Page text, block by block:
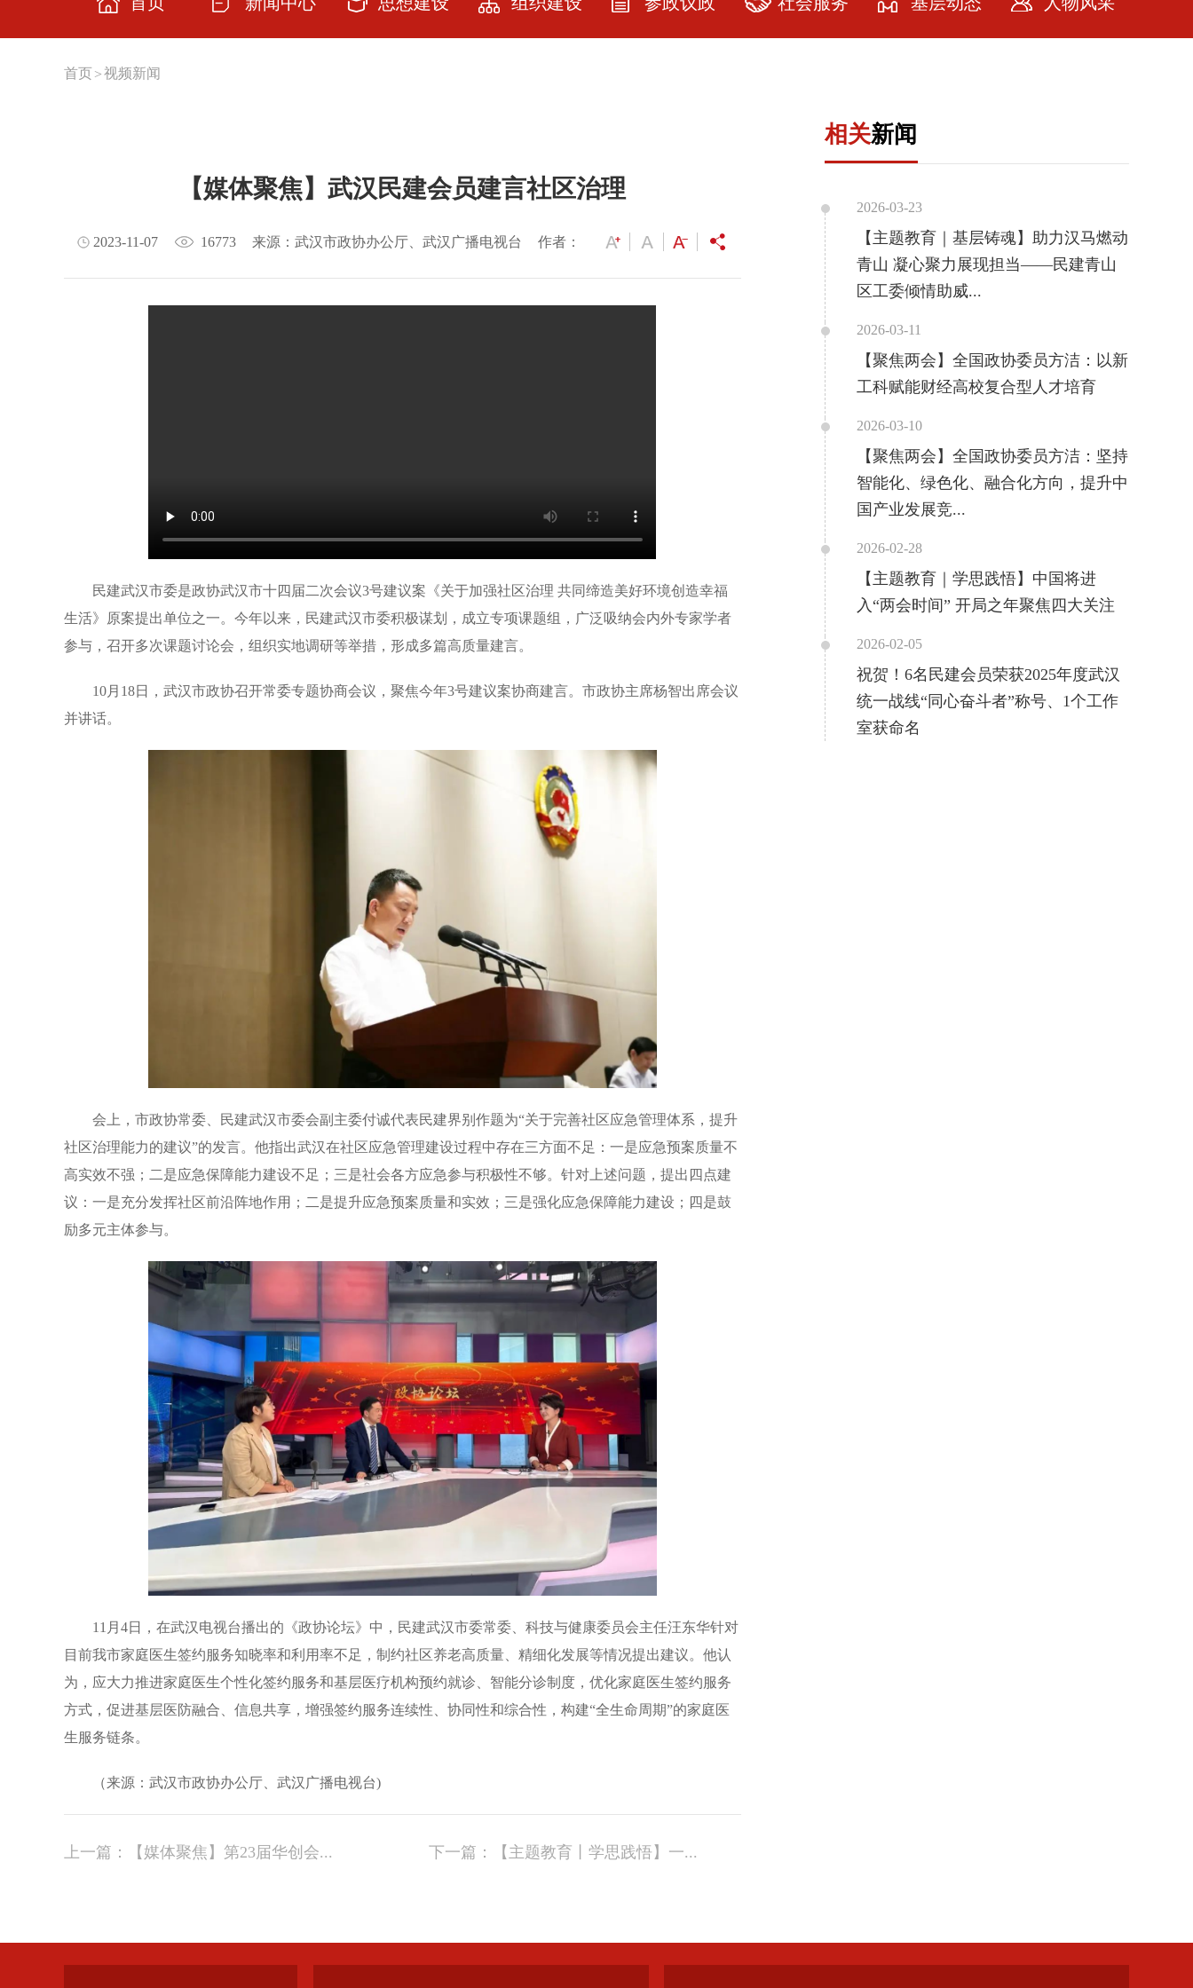
交流园地
人大代表政协
各级委员名单
服务社会
首页>视频新闻
【媒体聚焦】武汉民建会员建言社区治理
2023-11-07 16773 来源：武汉市政协办公厅、武汉广播电视台 作者：
民建武汉市委是政协武汉市十四届二次会议3号建议案《关于加强社区治理 共同缔造美好环境创造幸福
生活》原案提出单位之一。今年以来，民建武汉市委积极谋划，成立专项课题组，广泛吸纳会内外专家学者
参与，召开多次课题讨论会，组织实地调研等举措，形成多篇高质量建言。
10月18日，武汉市政协召开常委专题协商会议，聚焦今年3号建议案协商建言。市政协主席杨智出席会议
并讲话。
会上，市政协常委、民建武汉市委会副主委付诚代表民建界别作题为“关于完善社区应急管理体系，提升
社区治理能力的建议”的发言。他指出武汉在社区应急管理建设过程中存在三方面不足：一是应急预案质量不
高实效不强；二是应急保障能力建设不足；三是社会各方应急参与积极性不够。针对上述问题，提出四点建
议：一是充分发挥社区前沿阵地作用；二是提升应急预案质量和实效；三是强化应急保障能力建设；四是鼓
励多元主体参与。
11月4日，在武汉电视台播出的《政协论坛》中，民建武汉市委常委、科技与健康委员会主任汪东华针对
目前我市家庭医生签约服务知晓率和利用率不足，制约社区养老高质量、精细化发展等情况提出建议。他认
为，应大力推进家庭医生个性化签约服务和基层医疗机构预约就诊、智能分诊制度，优化家庭医生签约服务
方式，促进基层医防融合、信息共享，增强签约服务连续性、协同性和综合性，构建“全生命周期”的家庭医
生服务链条。
（来源：武汉市政协办公厅、武汉广播电视台)
上一篇： 【媒体聚焦】第23届华创会... 下一篇： 【主题教育丨学思践悟】一...
相关新闻
2026-03-23
【主题教育｜基层铸魂】助力汉马燃动
青山 凝心聚力展现担当——民建青山
区工委倾情助威...
2026-03-11
【聚焦两会】全国政协委员方洁：以新
工科赋能财经高校复合型人才培育
2026-03-10
【聚焦两会】全国政协委员方洁：坚持
智能化、绿色化、融合化方向，提升中
国产业发展竞...
2026-02-28
【主题教育｜学思践悟】中国将进
入“两会时间” 开局之年聚焦四大关注
2026-02-05
祝贺！6名民建会员荣获2025年度武汉
统一战线“同心奋斗者”称号、1个工作
室获命名